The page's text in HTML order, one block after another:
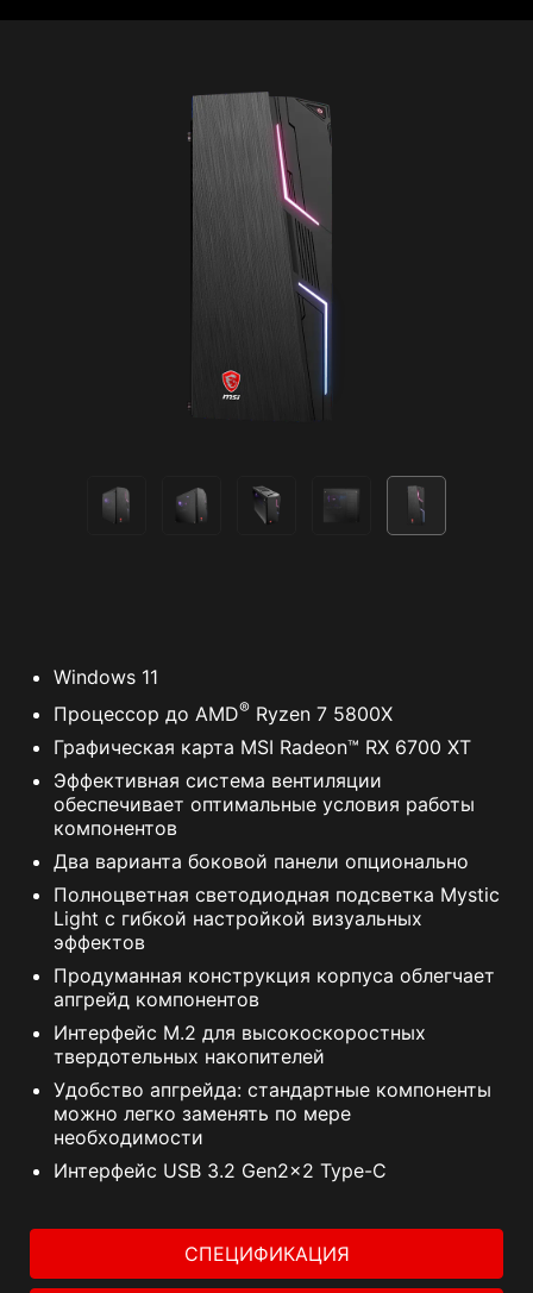
Windows 11
Процессор до AMD® Ryzen 7 5800X
Графическая карта MSI Radeon™ RX 6700 XT
Эффективная система вентиляции
обеспечивает оптимальные условия работы
компонентов
Два варианта боковой панели опционально
Полноцветная светодиодная подсветка Mystic
Light с гибкой настройкой визуальных
эффектов
Продуманная конструкция корпуса облегчает
апгрейд компонентов
Интерфейс M.2 для высокоскоростных
твердотельных накопителей
Удобство апгрейда: стандартные компоненты
можно легко заменять по мере
необходимости
Интерфейс USB 3.2 Gen2x2 Type-C
СПЕЦИФИКАЦИЯ